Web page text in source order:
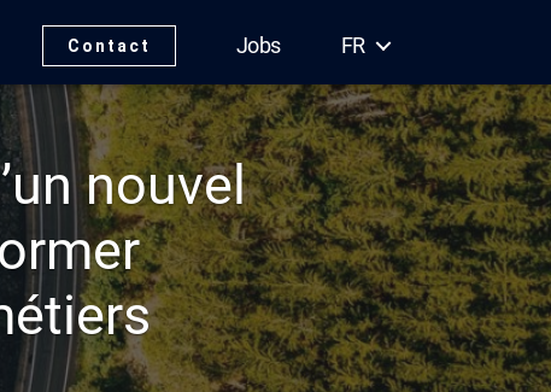
Contact Jobs FR
nouvel